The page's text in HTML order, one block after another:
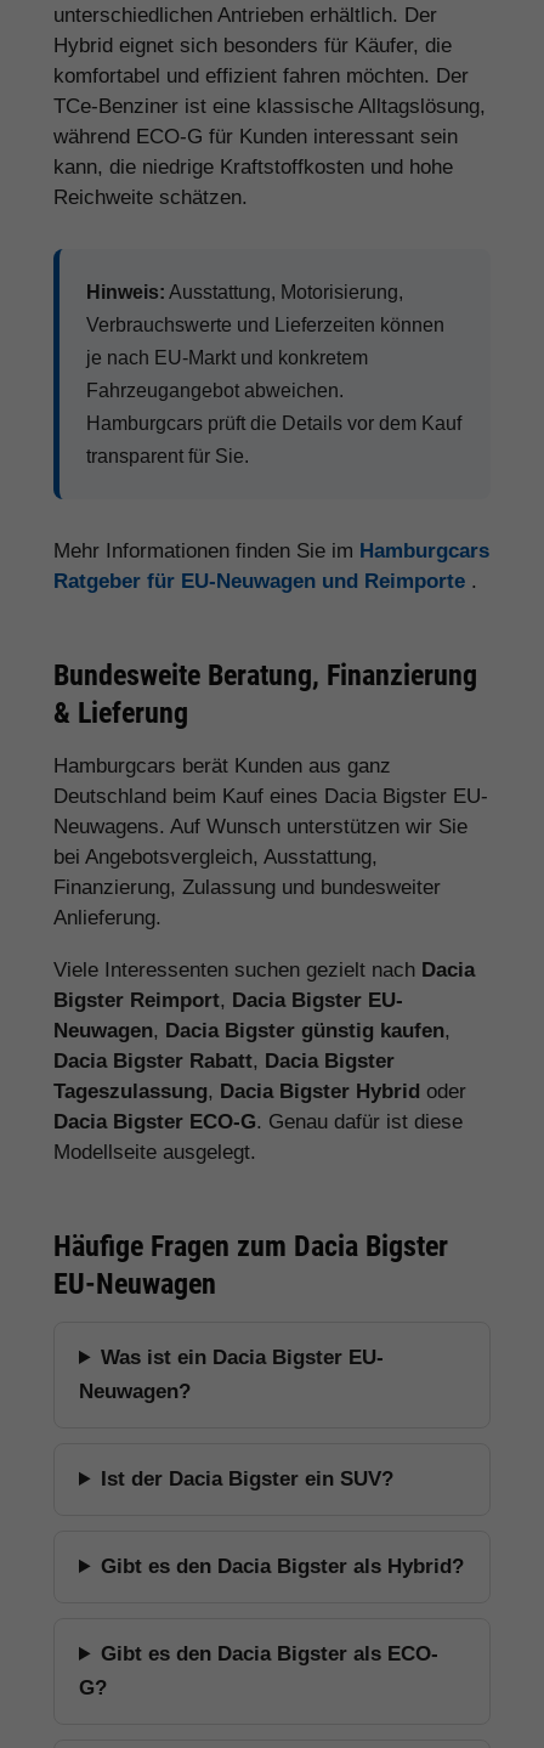
unterschiedlichen Antrieben erhältlich. Der
Hybrid eignet sich besonders für Käufer, die
komfortabel und effizient fahren möchten. Der
TCe-Benziner ist eine klassische Alltagslösung,
während ECO-G für Kunden interessant sein
kann, die niedrige Kraftstoffkosten und hohe
Reichweite schätzen.
Hinweis: Ausstattung, Motorisierung,
Verbrauchswerte und Lieferzeiten können
je nach EU-Markt und konkretem
Fahrzeugangebot abweichen.
Hamburgcars prüft die Details vor dem Kauf
transparent für Sie.
Mehr Informationen finden Sie im Hamburgcars
Ratgeber für EU-Neuwagen und Reimporte .
Bundesweite Beratung, Finanzierung
& Lieferung
Hamburgcars berät Kunden aus ganz
Deutschland beim Kauf eines Dacia Bigster EU-
Neuwagens. Auf Wunsch unterstützen wir Sie
bei Angebotsvergleich, Ausstattung,
Finanzierung, Zulassung und bundesweiter
Anlieferung.
Viele Interessenten suchen gezielt nach Dacia
Bigster Reimport, Dacia Bigster EU-
Neuwagen, Dacia Bigster günstig kaufen,
Dacia Bigster Rabatt, Dacia Bigster
Tageszulassung, Dacia Bigster Hybrid oder
Dacia Bigster ECO-G. Genau dafür ist diese
Modellseite ausgelegt.
Häufige Fragen zum Dacia Bigster
EU-Neuwagen
Was ist ein Dacia Bigster EU-
Neuwagen?
Ist der Dacia Bigster ein SUV?
Gibt es den Dacia Bigster als Hybrid?
Gibt es den Dacia Bigster als ECO-
G?